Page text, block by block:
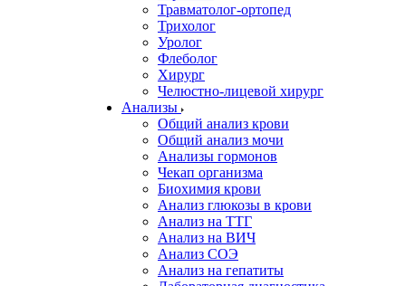
Травматолог-ортопед
Трихолог
Уролог
Флеболог
Хирург
Челюстно-лицевой хирург
Анализы
Общий анализ крови
Общий анализ мочи
Анализы гормонов
Чекап организма
Биохимия крови
Анализ глюкозы в крови
Анализ на ТТГ
Анализ на ВИЧ
Анализ СОЭ
Анализ на гепатиты